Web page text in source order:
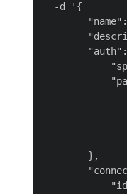
  -d '{
        },